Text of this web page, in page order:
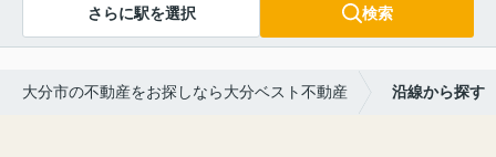
さらに駅を選択 検索
大分市の不動産をお探しなら大分ベスト不動産 沿線から探す